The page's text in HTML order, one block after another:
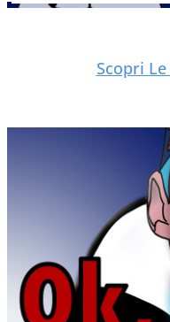
Scopri